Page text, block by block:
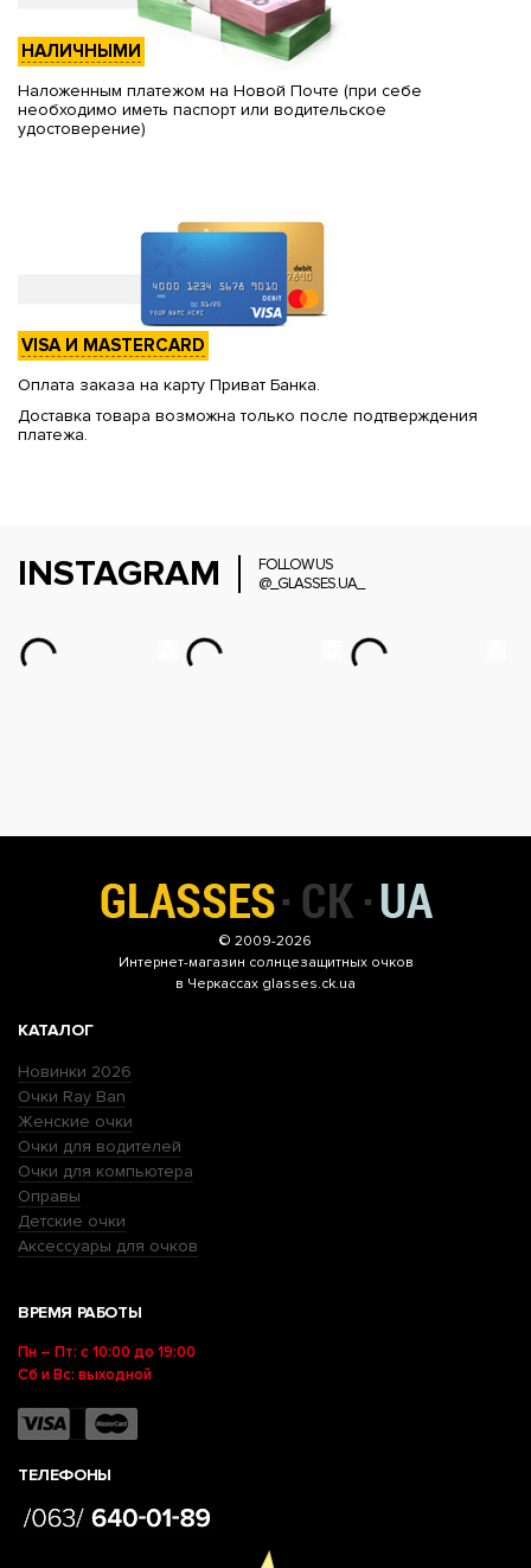
НАЛИЧНЫМИ
Наложенным платежом на Новой Почте (при себе
необходимо иметь паспорт или водительское
удостоверение)
VISA И MASTERCARD
Оплата заказа на карту Приват Банка.
Доставка товара возможна только после подтверждения
платежа.
INSTAGRAM
FOLLOW US
@_GLASSES.UA_
© 2009-2026
Интернет-магазин солнцезащитных очков
в Черкассах glasses.ck.ua
КАТАЛОГ
Новинки 2026
Очки Ray Ban
Женские очки
Очки для водителей
Очки для компьютера
Оправы
Детские очки
Аксессуары для очков
ВРЕМЯ РАБОТЫ
Пн – Пт: с 10:00 до 19:00
Сб и Вс: выходной
ТЕЛЕФОНЫ